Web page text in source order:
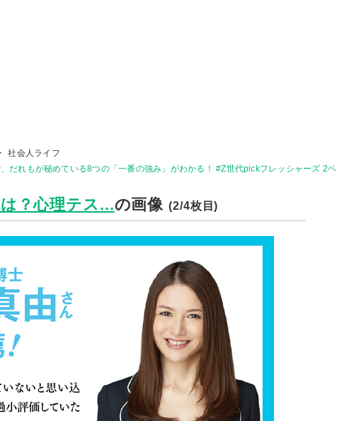
社会人ライフ
だれもが秘めている8つの「一番の強み」がわかる！ #Z世代pickフレッシャーズ 2
？心理テス...の画像(2/4枚目)